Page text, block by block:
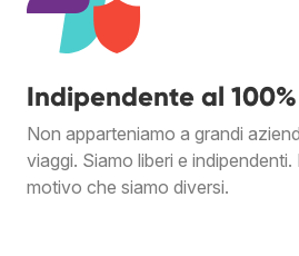
Indipendente al 100%
Non apparteniamo a grandi
viaggi. Siamo liberi e
motivo che siamo diversi.